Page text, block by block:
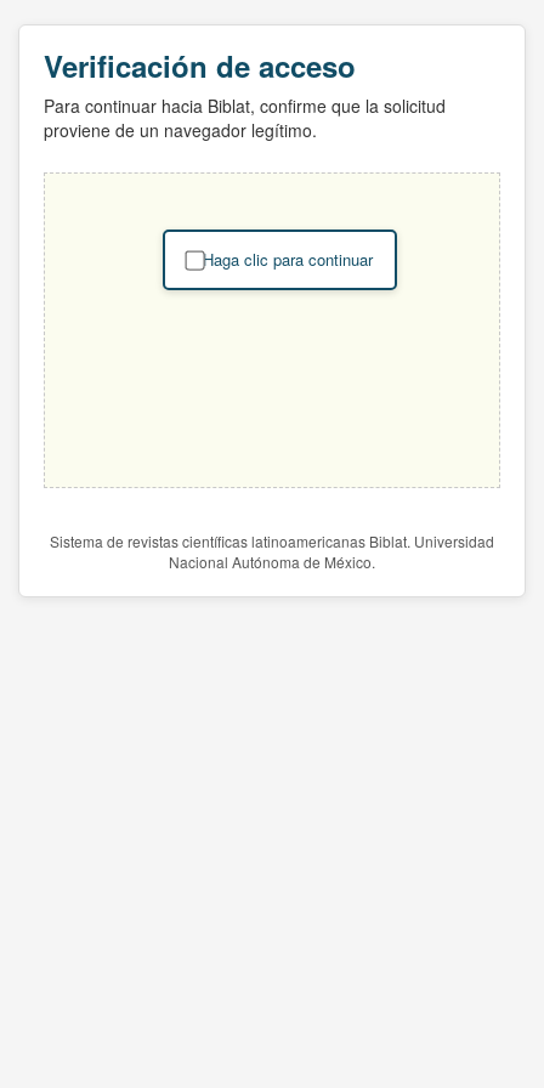
Verificación de acceso
Para continuar hacia Biblat, confirme que la solicitud
proviene de un navegador legítimo.
Haga clic para continuar
Sistema de revistas científicas latinoamericanas Biblat. Universidad
Nacional Autónoma de México.